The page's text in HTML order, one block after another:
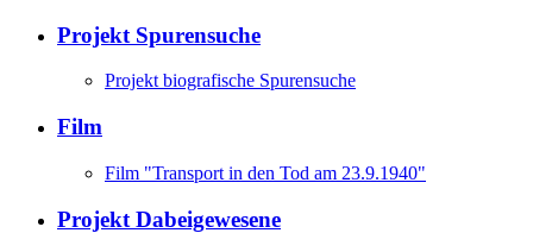
Projekt Spurensuche
Projekt biografische Spurensuche
Film
Film "Transport in den Tod am 23.9.1940"
Projekt Dabeigewesene